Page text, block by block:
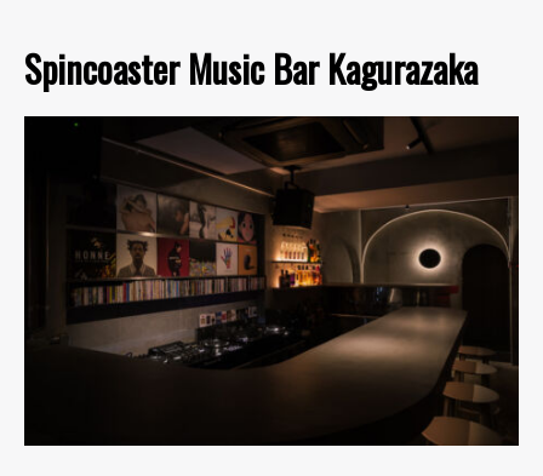
Spincoaster Music Bar Kagurazaka